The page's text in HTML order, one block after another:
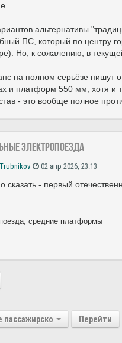
альтернативы
ПС, который по центру
Но, к сожалению, в
на полном серьёзе пишут
и платформ 550 мм, хотя и
- это вообще полное
электропоезда
02 апр 2026, 23:13
сказать - первый
средние платформы
пассажирское сообщение
Перейти